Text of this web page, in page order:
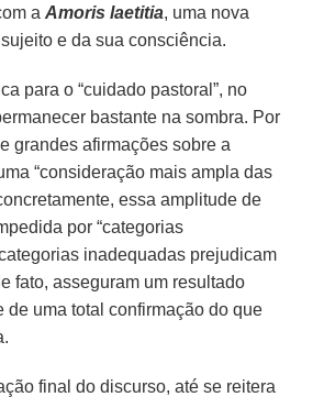
aAmoris laetitia, uma nova
e da sua consciência.
para o “cuidado pastoral”, no
bastante na sombra. Por
grandes afirmações sobre a
“consideração mais ampla das
essa amplitude de
por “categorias
inadequadas prejudicam
fato, asseguram um resultado
de uma total confirmação do que
final do discurso, até se reitera